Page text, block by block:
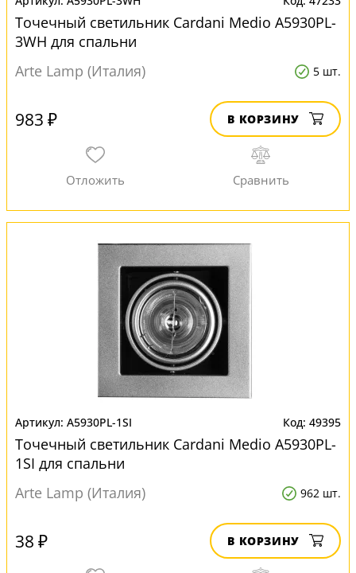
Точечный светильник Cardani Medio A5930PL-
3WH для спальни
Arte Lamp (Италия)
5 шт.
983 ₽ В КОРЗИНУ
A5930PL-1SI 49395
Точечный светильник Cardani Medio A5930PL-
1SI для спальни
Arte Lamp (Италия)
962 шт.
38 ₽ В КОРЗИНУ